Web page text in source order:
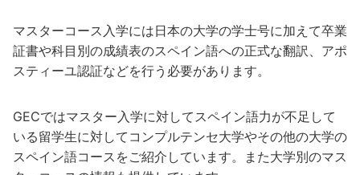
マスターコース入学には日本の大学の学士号に加えて卒業
証書や科目別の成績表のスペイン語への正式な翻訳、アポ
スティーユ認証などを行う必要があります。
GECではマスター入学に対してスペイン語力が不足して
いる留学生に対してコンプルテンセ大学やその他の大学の
スペイン語コースをご紹介しています。また大学別のマス